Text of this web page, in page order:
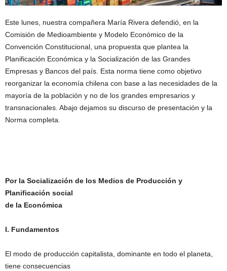
Este lunes, nuestra compañera María Rivera defendió, en la
Comisión de Medioambiente y Modelo Económico de la
Convención Constitucional, una propuesta que plantea la
Planificación Económica y la Socialización de las Grandes
Empresas y Bancos del país. Esta norma tiene como objetivo
reorganizar la economía chilena con base a las necesidades de la
mayoría de la población y no de los grandes empresarios y
transnacionales. Abajo dejamos su discurso de presentación y la
Norma completa.
Por la Socialización de los Medios de Producción y
Planificación social
de la Económica
I. Fundamentos
El modo de producción capitalista, dominante en todo el planeta,
tiene consecuencias